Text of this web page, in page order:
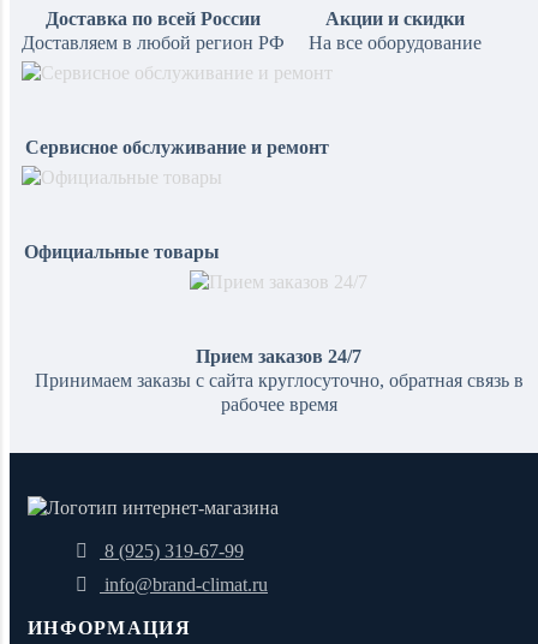
Доставка по всей России
Доставляем в любой регион РФ
Акции и скидки
На все оборудование
Сервисное обслуживание и ремонт
Официальные товары
Прием заказов 24/7
Принимаем заказы с сайта круглосуточно, обратная связь в
рабочее время
8 (925) 319-67-99
info@brand-climat.ru
ИНФОРМАЦИЯ